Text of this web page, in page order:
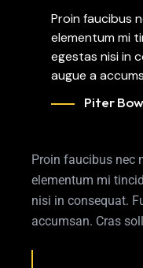
Proin faucibus
elementum mi
egestas nisi in
augue a
Piter
Proin faucibus nec
elementum mi
nisi in consequat.
accumsan. Cras